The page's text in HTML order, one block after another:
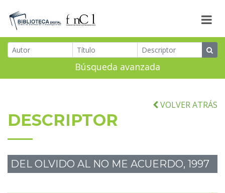
Búsqueda avanzada
VOLVER ATRÁS
DESCRIPTOR
DEL OLVIDO AL NO ME ACUERDO, 1997